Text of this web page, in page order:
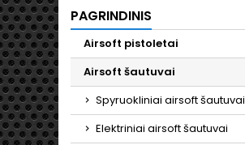
PAGRINDINIS
Airsoft pistoletai
Airsoft šautuvai
Spyruokliniai airsoft šautuvai
Elektriniai airsoft šautuvai